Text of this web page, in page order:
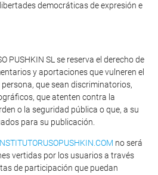
democráticas de expresión e
PUSHKIN SL se reserva el derecho de
y aportaciones que vulneren el
que sean discriminatorios,
que atenten contra la
o la seguridad pública o que, a su
para su publicación.
no será
vertidas por los usuarios a través
de participación que puedan